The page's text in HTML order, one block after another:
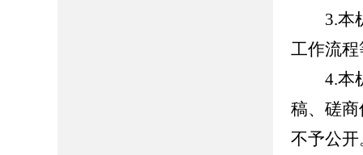
3.本机
工作流
4.本机
稿、磋
不予公